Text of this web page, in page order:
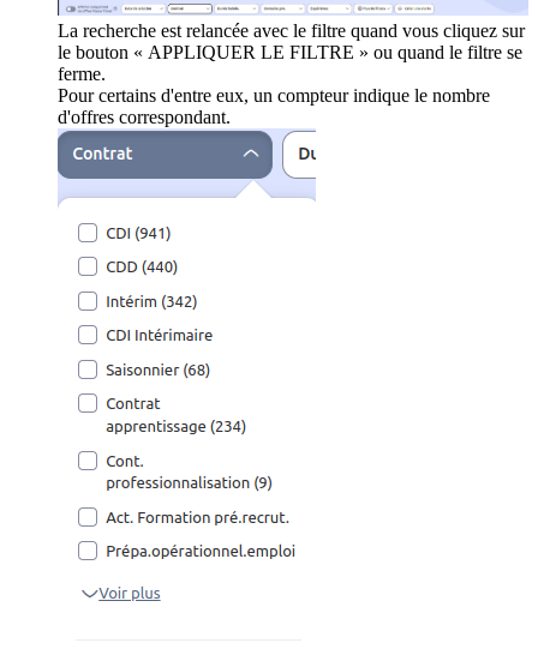
La recherche est relancée avec le filtre quand vous cliquez sur
le bouton « APPLIQUER LE FILTRE » ou quand le filtre se
ferme.
Pour certains d'entre eux, un compteur indique le nombre
d'offres correspondant.